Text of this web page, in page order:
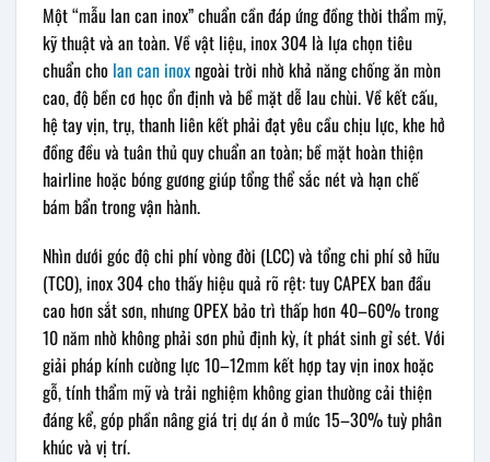
Một “mẫu lan can inox” chuẩn cần đáp ứng đồng thời thẩm mỹ,
kỹ thuật và an toàn. Về vật liệu, inox 304 là lựa chọn tiêu
chuẩn cho lan can inoxngoài trời nhờ khả năng chống ăn mòn
cao, độ bền cơ học ổn định và bề mặt dễ lau chùi. Về kết cấu,
hệ tay vịn, trụ, thanh liên kết phải đạt yêu cầu chịu lực, khe hở
đồng đều và tuân thủ quy chuẩn an toàn; bề mặt hoàn thiện
hairline hoặc bóng gương giúp tổng thể sắc nét và hạn chế
bám bẩn trong vận hành.
Nhìn dưới góc độ chi phí vòng đời (LCC) và tổng chi phí sở hữu
(TCO), inox 304 cho thấy hiệu quả rõ rệt: tuy CAPEX ban đầu
cao hơn sắt sơn, nhưng OPEX bảo trì thấp hơn 40–60% trong
10 năm nhờ không phải sơn phủ định kỳ, ít phát sinh gỉ sét. Với
giải pháp kính cường lực 10–12mm kết hợp tay vịn inox hoặc
gỗ, tính thẩm mỹ và trải nghiệm không gian thường cải thiện
đáng kể, góp phần nâng giá trị dự án ở mức 15–30% tuỳ phân
khúc và vị trí.